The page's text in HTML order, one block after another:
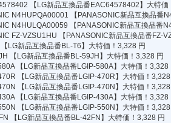
【LG新品互換品番EAC64578402】大特
N4HUPQA00001
【PANASONIC新品互換品番
N4HULQA00059
【PANASONIC新品互換品番
FZ-VZSU1HU
【PANASONIC新品互換品番FZ-
【LG新品互換品番BL-T6】大特価！3,328 円
【LG新品互換品番BL-59JH】大特価！3,328 円
【LG新品互換品番LGIP-580A】大特価！3,328
【LG新品互換品番LGIP-470R】大特価！
【LG新品互換品番LGIP-470N】大特価！
【LG新品互換品番LGIP-430A】大特価！3,328
【LG新品互換品番LGIP-550N】大特価！
【LG新品互換品番BL-42FN】大特価！3,328 円